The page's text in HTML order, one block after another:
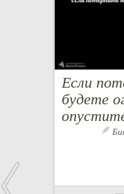
Если
будете